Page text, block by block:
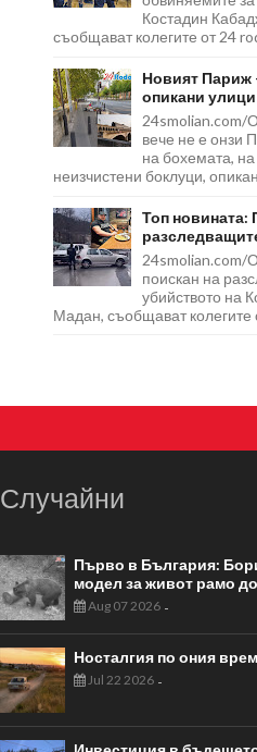
Костадин
съобщават колегите от 24
Новият Париж
опикани улици
24smolian.com/
вече не е онзи
на бохемата, на
неизчистени боклуци,
Топ новината:
24smolian.com/
поискан на
убийството на
Мадан, съобщават колегите
Случайни
Първо в България:
модел за живот рамо
Aug 07 2026-
Носталгия по ония
Jul 22 2026-